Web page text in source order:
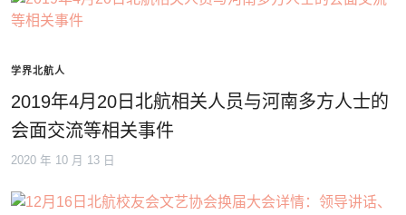
学界北航人
2019年4月20日北航相关人员与河南多方人士的
会面交流等相关事件
2020 年 10 月 13 日